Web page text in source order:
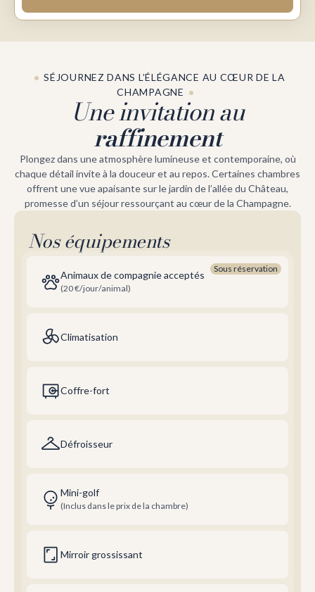
SÉJOURNEZ DANS L’ÉLÉGANCE AU CŒUR DE LA
CHAMPAGNE
Une invitation au
raffinement
Plongez dans une atmosphère lumineuse et contemporaine, où
chaque détail invite à la douceur et au repos. Certaines chambres
offrent une vue apaisante sur le jardin de l’allée du Château,
promesse d’un séjour ressourçant au cœur de la Champagne.
Nos équipements
Sous réservation
Animaux de compagnie acceptés
(20 €/jour/animal)
Climatisation
Coffre-fort
Défroisseur
Mini-golf
(Inclus dans le prix de la chambre)
Mirroir grossissant